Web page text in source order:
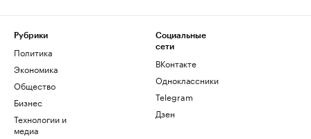
Рубрики
Политика
Экономика
Общество
Бизнес
Технологии и
медиа
Социальные
сети
ВКонтакте
Одноклассники
Telegram
Дзен